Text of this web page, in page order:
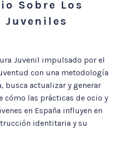
Sobre Los
Juveniles
Juvenil impulsado por el
con una metodología
actualizar y generar
cómo las prácticas de ocio y
en España influyen en
identitaria y su